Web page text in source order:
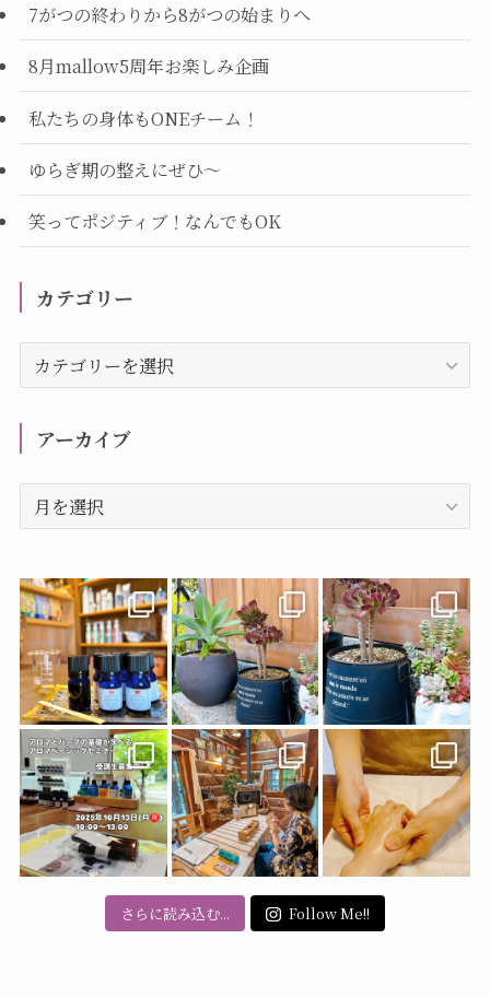
7がつの終わりから8がつの始まりへ
8月mallow5周年お楽しみ企画
私たちの身体もONEチーム！
ゆらぎ期の整えにぜひ～
笑ってポジティブ！なんでもOK
カテゴリー
テ
アーカイブ
ー
イ
ブ
さらに読み込む... Follow Me!!